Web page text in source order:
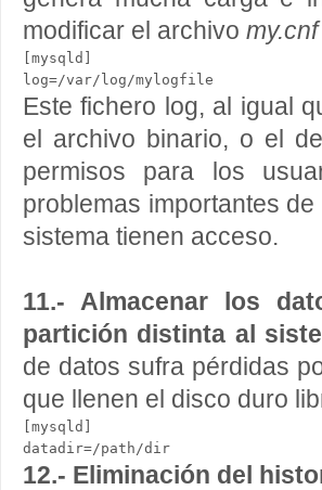
modificar el archivo my.cnf
[mysqld]
Este fichero log, al igual
el archivo binario, o el
permisos para los
problemas importantes
sistema tienen acceso.
11.- Almacenar los
partición distinta al
de datos sufra pérdidas
que llenen el disco duro
[mysqld]
datadir=/path/dir
12.- Eliminación del